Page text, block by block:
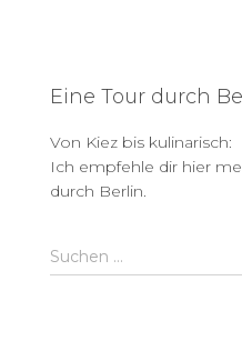
Eine Tour durch
Von Kiez bis kulinarisch:
Ich empfehle dir hier
durch Berlin.
S
u
Suchen …